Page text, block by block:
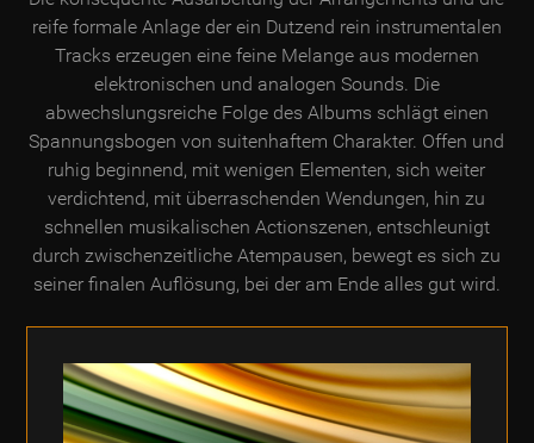
reife formale Anlage der ein Dutzend rein instrumentalen
Tracks erzeugen eine feine Melange aus modernen
elektronischen und analogen Sounds. Die
abwechslungsreiche Folge des Albums schlägt einen
Spannungsbogen von suitenhaftem Charakter. Offen und
ruhig beginnend, mit wenigen Elementen, sich weiter
verdichtend, mit überraschenden Wendungen, hin zu
schnellen musikalischen Actionszenen, entschleunigt
durch zwischenzeitliche Atempausen, bewegt es sich zu
seiner finalen Auflösung, bei der am Ende alles gut wird.